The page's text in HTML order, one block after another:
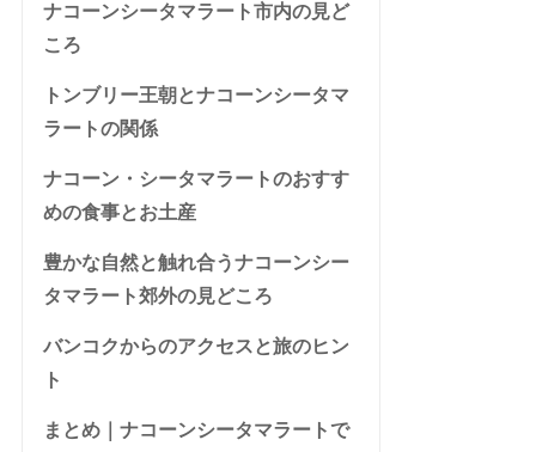
ナコーンシータマラート市内の見ど
ころ
トンブリー王朝とナコーンシータマ
ラートの関係
ナコーン・シータマラートのおすす
めの食事とお土産
豊かな自然と触れ合うナコーンシー
タマラート郊外の見どころ
バンコクからのアクセスと旅のヒン
ト
まとめ｜ナコーンシータマラートで